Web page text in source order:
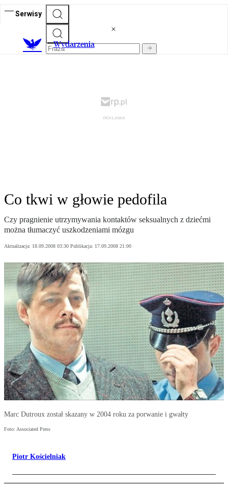
Serwisy
Wydarzenia
Co tkwi w głowie pedofila
Czy pragnienie utrzymywania kontaktów seksualnych z dziećmi
można tłumaczyć uszkodzeniami mózgu
Aktualizacja: 18.09.2008 03:30 Publikacja: 17.09.2008 21:00
Marc Dutroux został skazany w 2004 roku za porwanie i gwałty
Foto: Associated Press
Piotr Kościelniak